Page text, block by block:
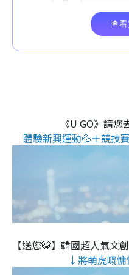
《U GO》請您
體驗新興運動💦＋競技
【送您🐯】韓國超人氣文
↓將萌虎嘅